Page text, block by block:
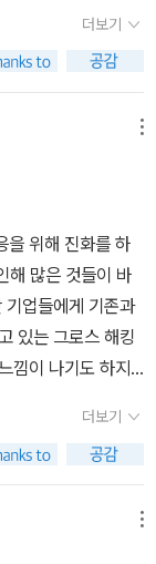
아니라 주로 선진
런 나라들이라
미디어(소위 SN
해 입소문을 퍼뜨
론보다 효과가
게 일반 소비자들
다. 카카오톡은 처
들에게 어필했는
지금이야 일정액
메일 포함)가 무료
진입했던 터라 데이
시절입니다. 이 호
조에 편승하여 거
한 회사에서 사원
질문에 일일이 응
어느 정도 해소해
넓고 많다는 것을
것이다.저자는 이 책
있다.1부에서는 그
법이라고 보여진
그로스 해킹 방법
고객들의 데이터
마케팅 아이디어
다시 취합한다.이
해킹이다.IT 개발
만 기존의 마케팅
은 전사적으로 이
를 결정해야 한다.
아닐까 생각한
잘 맞는 마케팅 방
마케팅 분야의 최
하고 있는 일에 어
리하는 방법을 기
수익을 기술하고
드리겠습니다.첫
규칙이며, 고객들
고 있는 것입니
이디어를 빠른 속
촉진할지, 즉 성
실험을 자주 해야
든 작든 성공의 가
기법은 시대에 따
이것이 답은 아닙
서 마케팅에 성공
으면 합니다.기업
생각하는 책입니
더보기
을 위해 진화를 하
해 많은 것들이 바
업들에게 기존과
있는 그로스 해킹
낌이 나기도 하지
발생하게 되고 성
다가 만들어내게
객의 성향을 꼼꼼
방법을 찾아내어
더보기